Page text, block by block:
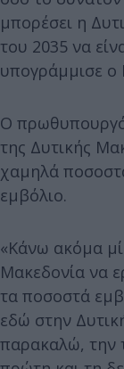
μπορέσει η
του 2035 να
υπογράμμισε ο
Ο
της Δυτικής
χαμηλά
εμβόλιο.
«Κάνω ακόμα
Μακεδονία να
τα ποσοστά
εδώ στην
παρακαλώ, την